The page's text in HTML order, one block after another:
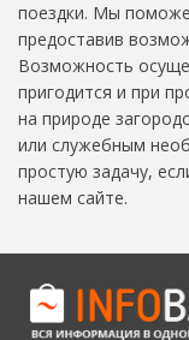
поездки. Мы
предоставив
Возможность
пригодится и при
на природе
или служебным
простую задачу,
нашем сайте.